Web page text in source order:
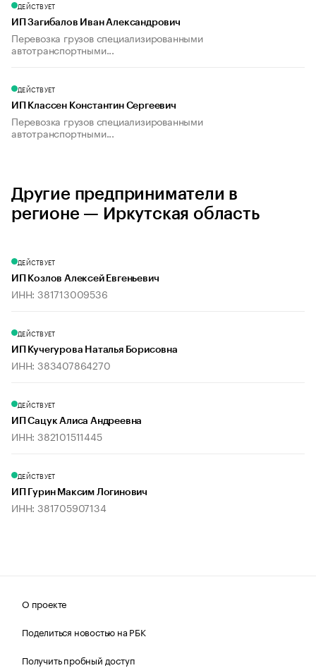
ДЕЙСТВУЕТ
ИП Загибалов Иван Александрович
Перевозка грузов специализированными
автотранспортными...
ДЕЙСТВУЕТ
ИП Классен Константин Сергеевич
Перевозка грузов специализированными
автотранспортными...
Другие предприниматели в
регионе — Иркутская область
ДЕЙСТВУЕТ
ИП Козлов Алексей Евгеньевич
ИНН: 381713009536
ДЕЙСТВУЕТ
ИП Кучегурова Наталья Борисовна
ИНН: 383407864270
ДЕЙСТВУЕТ
ИП Сацук Алиса Андреевна
ИНН: 382101511445
ДЕЙСТВУЕТ
ИП Гурин Максим Логинович
ИНН: 381705907134
О проекте
Поделиться новостью на РБК
Получить пробный доступ